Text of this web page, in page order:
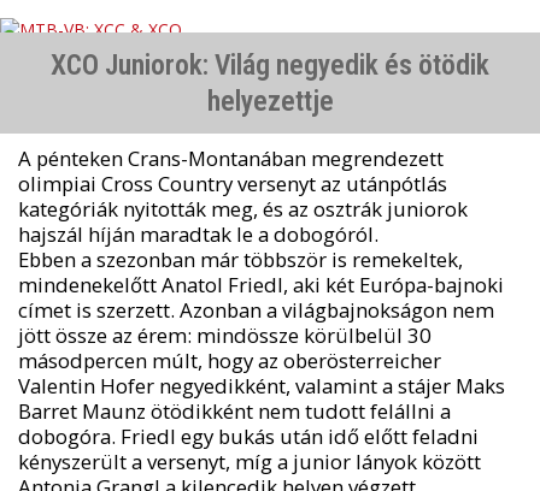
XCO Juniorok: Világ negyedik és ötödik
helyezettje
A pénteken Crans-Montanában megrendezett
olimpiai Cross Country versenyt az utánpótlás
kategóriák nyitották meg, és az osztrák juniorok
hajszál híján maradtak le a dobogóról.
Ebben a szezonban már többször is remekeltek,
mindenekelőtt Anatol Friedl, aki két Európa-bajnoki
címet is szerzett. Azonban a világbajnokságon nem
jött össze az érem: mindössze körülbelül 30
másodpercen múlt, hogy az oberösterreicher
Valentin Hofer negyedikként, valamint a stájer Maks
Barret Maunz ötödikként nem tudott felállni a
dobogóra. Friedl egy bukás után idő előtt feladni
kényszerült a versenyt, míg a junior lányok között